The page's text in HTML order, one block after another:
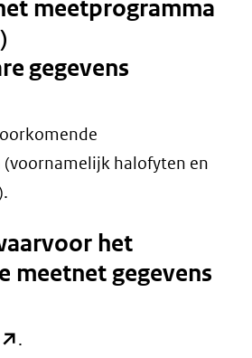
meetprogramma
gegevens
halofyten en
het
meetnet gegevens
(opent
.